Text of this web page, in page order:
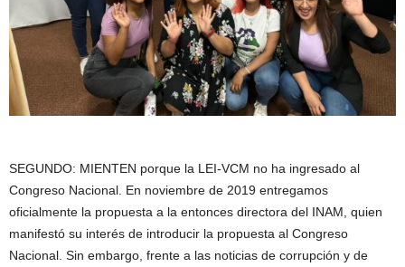
SEGUNDO: MIENTEN porque la LEI-VCM no ha ingresado al
Congreso Nacional. En noviembre de 2019 entregamos
oficialmente la propuesta a la entonces directora del INAM, quien
manifestó su interés de introducir la propuesta al Congreso
Nacional. Sin embargo, frente a las noticias de corrupción y de